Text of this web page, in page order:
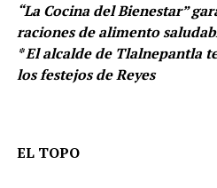
“La Cocina del Bienestar”
raciones de alimento
* El alcalde de Tlalnepantla
los festejos de Reyes
EL TOPO